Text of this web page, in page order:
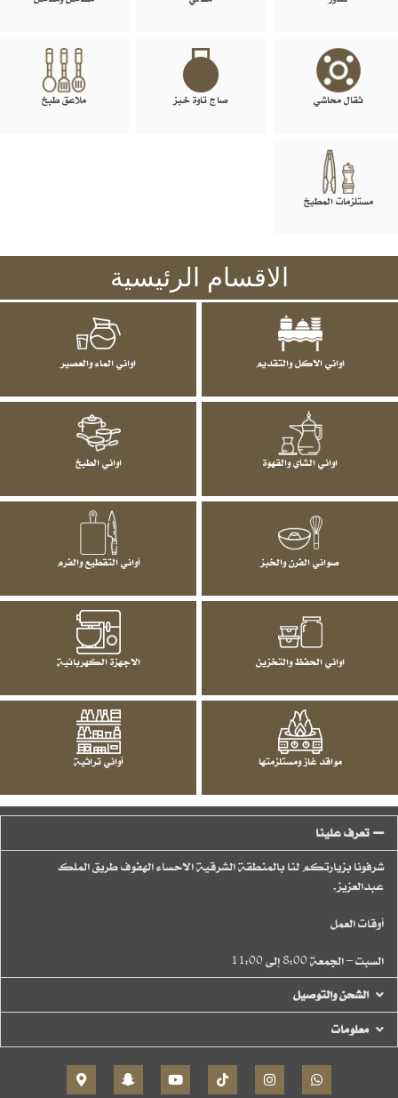
ثقال محاشي صاج تاوة خبز ملاعق طبخ
مستلزمات المطبخ
الاقسام الرئيسية
اواني الاكل والتقديم اواني الماء والعصير
اواني الشاي والقهوة اواني الطبخ
صواني الفرن والخبز أواني التقطيع والفرم
اواني الحفظ والتخزين الاجهزة الكهربائية
مواقد غاز ومستلزمتها أواني تراثية
تعرف علينا
شرفونا بزيارتكم لنا بالمنطقة الشرقية الاحساء الهفوف طريق الملك
عبدالعزيز.
أوقات العمل
السبت – الجمعة 8:00 إلى 11:00
الشحن والتوصيل
معلومات